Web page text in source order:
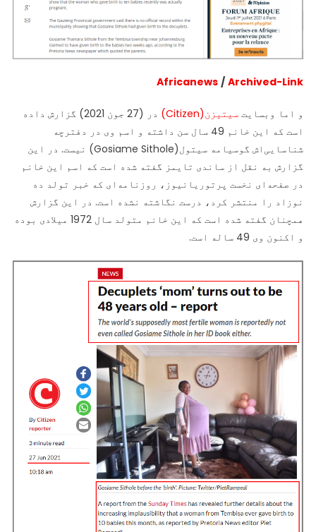
Africanews / Archived-Link
و اما وبسایت سیتیزن(Citizen)
در (27 جون 2021) گزارش داده
است که این خانم 49 سال سن داشته و اسم وی در دفترچه
شناسایی‌اش گوسیامه سیتول(Gosiame Sithole) نیست. در این
گزارش به نقل از ساندی تایمز گفته شده است که اسم این خانم
در صفحه‌ای نخست پرتوریانیوز، روزنامه‌ای که خبر تولد ده
نوزاد را منتشر کرد، درست نگاشته نشده است. در این گزارش
هم‎چنان گفته شده است که این خانم متولد سال 1972 میلادی بوده
و اکنون وی 49 ساله است.